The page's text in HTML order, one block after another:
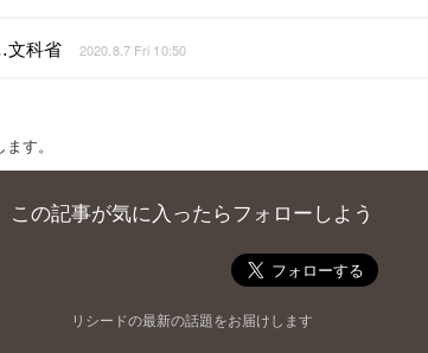
文科省 2020.8.7 Fri 10:50
す。
この記事が気に入ったらフォローしよう
リシードの最新の話題をお届けします